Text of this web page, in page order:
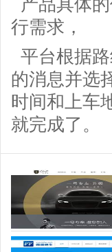
产品具体
行需求，
平台根据
的消息并选
时间和上车
就完成了。